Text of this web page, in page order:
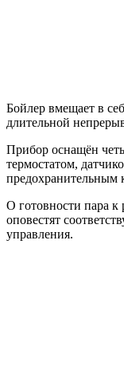
Бойлер вмещает в
длительной
Прибор оснащён
термостатом,
предохранительным
О готовности пара к
оповестят
управления.